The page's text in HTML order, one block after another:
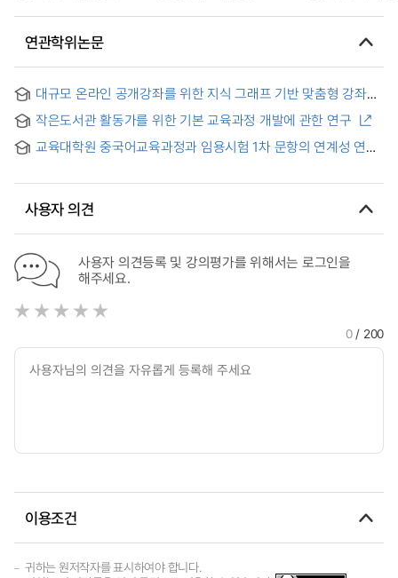
연관학위논문
대규모 온라인 공개강좌를 위한 지식 그래프 기반 맞춤형 강좌
recommendation for MOOCs
작은도서관 활동가를 위한 기본 교육과정 개발에 관한 연구
교육대학원 중국어교육과정과 임용시험 1차 문항의 연계성 연구
사용자 의견
사용자 의견등록 및 강의평가를 위해서는 로그인을
해주세요.
0/ 200
이용조건
귀하는 원저작자를 표시하여야 합니다.